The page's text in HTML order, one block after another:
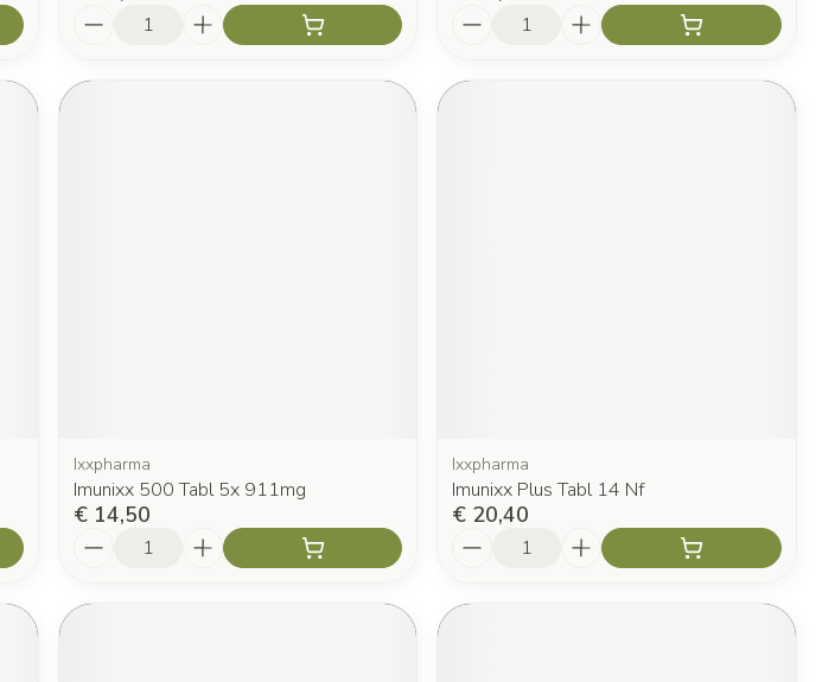
Ixxpharma
Imunixx 500 Tabl 5x 911mg
€ 14,50
Ixxpharma
Imunixx Plus Tabl 14 Nf
€ 20,40